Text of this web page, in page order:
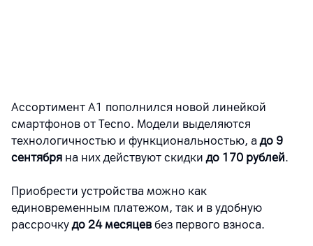
Ассортимент А1 пополнился новой линейкой
смартфонов от Tecno. Модели выделяются
технологичностью и функциональностью, адо 9
сентября на них действуют скидкидо 170 рублей.
Приобрести устройства можно как
единовременным платежом, так и в удобную
рассрочкудо 24 месяцев без первого взноса.